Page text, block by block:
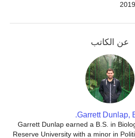
عن الكاتب
Garrett Dunlap,
Garrett Dunlap earned a B.S. in
Reserve University with a minor in